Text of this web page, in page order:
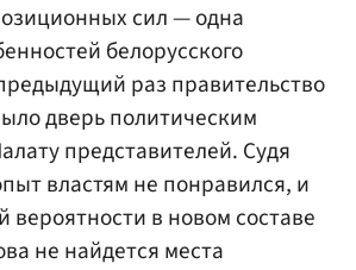
сил — одна
белорусского
раз правительство
дверь политическим
представителей. Судя
властям не понравился, и
вероятности в новом составе
не найдется места